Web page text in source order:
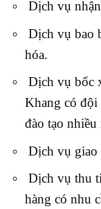
Dịch vụ
Dịch vụ bao
hóa.
Dịch vụ bốc
Khang có đội
đào tạo
Dịch vụ giao
Dịch vụ thu
hàng có nhu